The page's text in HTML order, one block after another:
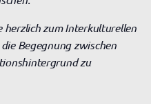
herzlich zum Interkulturellen
Begegnung zwischen
zu